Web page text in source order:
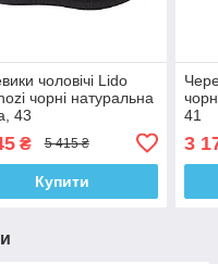
чоловічі Lido
чорні натуральна
43
₴ 5 415 ₴
Купити
41
3